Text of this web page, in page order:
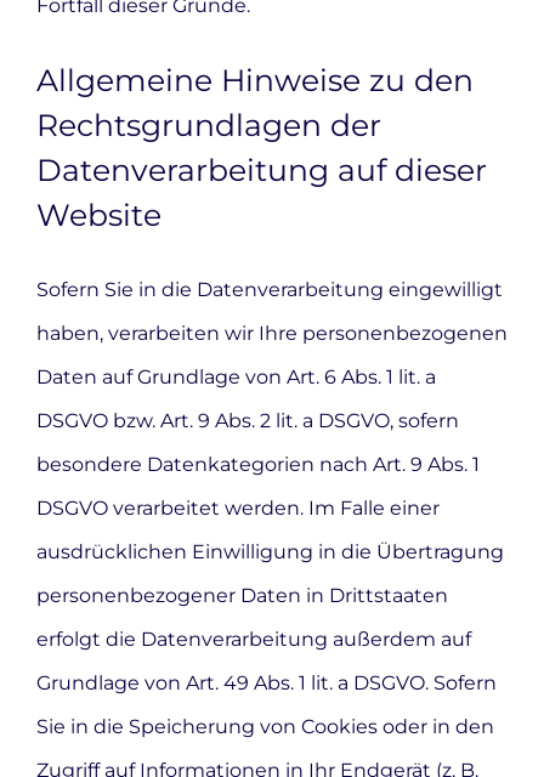
Fortfall dieser Gründe.
Allgemeine Hinweise zu den
Rechtsgrundlagen der
Datenverarbeitung auf dieser
Website
Sofern Sie in die Datenverarbeitung eingewilligt
haben, verarbeiten wir Ihre personenbezogenen
Daten auf Grundlage von Art. 6 Abs. 1 lit. a
DSGVO bzw. Art. 9 Abs. 2 lit. a DSGVO, sofern
besondere Datenkategorien nach Art. 9 Abs. 1
DSGVO verarbeitet werden. Im Falle einer
ausdrücklichen Einwilligung in die Übertragung
personenbezogener Daten in Drittstaaten
erfolgt die Datenverarbeitung außerdem auf
Grundlage von Art. 49 Abs. 1 lit. a DSGVO. Sofern
Sie in die Speicherung von Cookies oder in den
Zugriff auf Informationen in Ihr Endgerät (z. B.